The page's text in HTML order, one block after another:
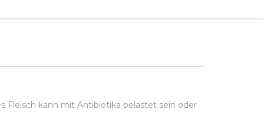
Fleisch kann mit Antibiotika belastet sein oder